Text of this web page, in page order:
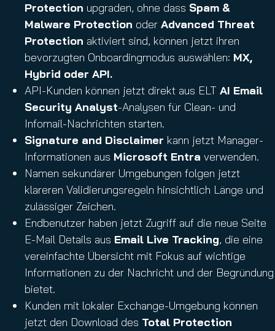
Protection upgraden, ohne dass Spam &
Malware Protection oder Advanced Threat
Protection aktiviert sind, können jetzt ihren
bevorzugten Onboardingmodus auswählen: MX,
Hybrid oder API.
API-Kunden können jetzt direkt aus ELT AI Email
Security Analyst-Analysen für Clean- und
Infomail-Nachrichten starten.
Signature and Disclaimer kann jetzt Manager-
Informationen aus Microsoft Entra verwenden.
Namen sekundärer Umgebungen folgen jetzt
klareren Validierungsregeln hinsichtlich Länge und
zulässiger Zeichen.
Endbenutzer haben jetzt Zugriff auf die neue Seite
E-Mail Details aus Email Live Tracking, die eine
vereinfachte Übersicht mit Fokus auf wichtige
Informationen zu der Nachricht und der Begründung
bietet.
Kunden mit lokaler Exchange-Umgebung können
jetzt den Download des Total Protection